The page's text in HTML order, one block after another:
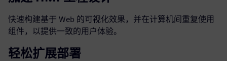
快速构建基于 Web 的可视化效果，并在计算机间重复使用
组件，以提供一致的用户体验。
轻松扩展部署